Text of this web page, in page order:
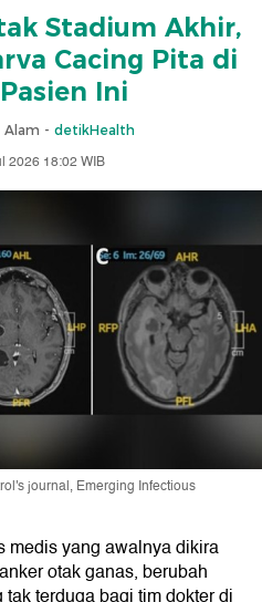
Stadium Akhir,
Cacing Pita di
Ini
Alam - detikHealth
2026 18:02 WIB
journal, Emerging Infectious
medis yang awalnya dikira
otak ganas, berubah
terduga bagi tim dokter di